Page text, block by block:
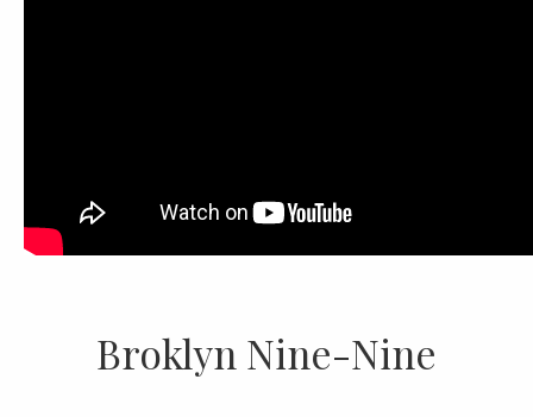
Broklyn Nine-Nine